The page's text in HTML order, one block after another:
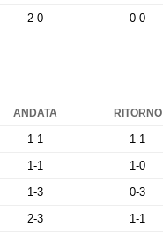
2-0 0-0
ANDATA RITORNO
1-1
1-1
1-1
1-0
1-3
0-3
2-3
1-1